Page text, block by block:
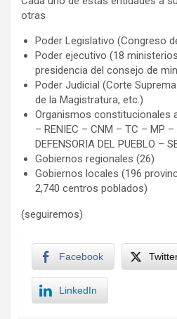
otras
Poder Legislativo (Congreso
Poder ejecutivo (18
presidencia del consejo de
Poder Judicial (Corte
de la Magistratura, etc.)
Organismos constitucionales
– RENIEC – CNM – TC – MP –
DEFENSORIA DEL PUEBLO –
Gobiernos regionales (26)
Gobiernos locales (196
2,740 centros poblados)
(seguiremos)
Facebook
LinkedIn